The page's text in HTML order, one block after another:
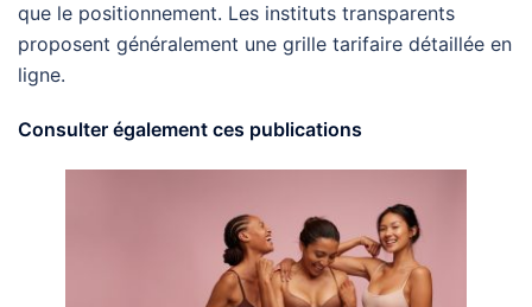
que le positionnement. Les instituts transparents
proposent généralement une grille tarifaire détaillée en
ligne.
Consulter également ces publications